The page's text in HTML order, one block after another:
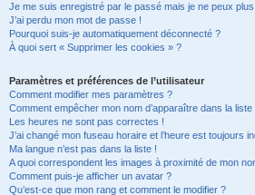
Je me suis enregistré par le passé mais je ne peux
J’ai perdu mon mot de passe !
Pourquoi suis-je automatiquement déconnecté ?
À quoi sert « Supprimer les cookies » ?
Paramètres et préférences de l’utilisateur
Comment modifier mes paramètres ?
Comment empêcher mon nom d’apparaître dans la
Les heures ne sont pas correctes !
J’ai changé mon fuseau horaire et l’heure est toujours
Ma langue n’est pas dans la liste !
A quoi correspondent les images à proximité de mon
Comment puis-je afficher un avatar ?
Qu’est-ce que mon rang et comment le modifier ?